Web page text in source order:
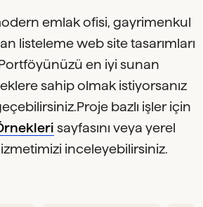
emlak ofisi, gayrimenkul
listeleme web site tasarımları
Portföyünüzü en iyi sunan
sahip olmak istiyorsanız
bazlı işler için
sayfasını veya yerel
inceleyebilirsiniz.